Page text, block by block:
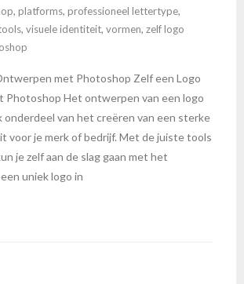
, platforms, professioneel lettertype,
, visuele identiteit, vormen, zelf logo
met Photoshop Zelf een Logo
Photoshop Het ontwerpen van een logo
onderdeel van het creëren van een sterke
voor je merk of bedrijf. Met de juiste tools
je zelf aan de slag gaan met het
uniek logo in